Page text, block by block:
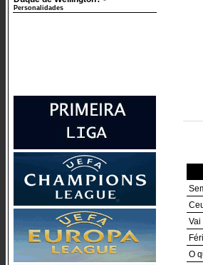
Personalidades
Vai
O